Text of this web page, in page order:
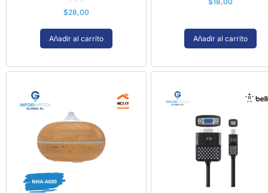
$28,00
Añadir al carrito Añadir al carrito